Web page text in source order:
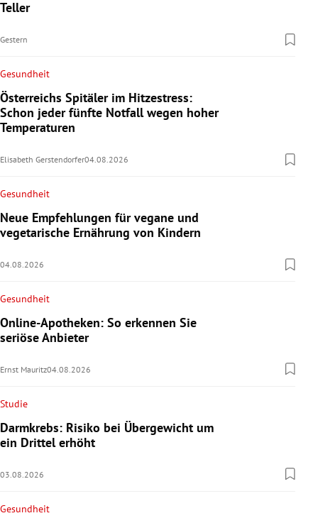
Teller
Gestern
Gesundheit
Österreichs Spitäler im Hitzestress:
Schon jeder fünfte Notfall wegen hoher
Temperaturen
Elisabeth Gerstendorfer04.08.2026
Gesundheit
Neue Empfehlungen für vegane und
vegetarische Ernährung von Kindern
04.08.2026
Gesundheit
Online-Apotheken: So erkennen Sie
seriöse Anbieter
Ernst Mauritz04.08.2026
Studie
Darmkrebs: Risiko bei Übergewicht um
ein Drittel erhöht
03.08.2026
Gesundheit